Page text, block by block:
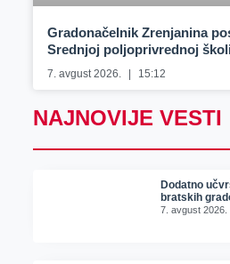
Gradonačelnik Zrenjanina
Srednjoj poljoprivrednoj
7. avgust 2026. 15:12
NAJNOVIJE VESTI
Dodatno
bratskih
7. avgust 2026.